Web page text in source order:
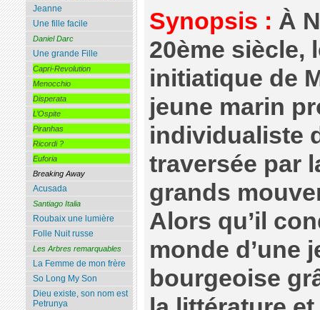
Synopsis : À
20ème siècle,
initiatique de
jeune marin
individualiste
traversée par
grands
Alors qu’il
monde d’une
bourgeoise
Jeanne
Une fille facile
Daniel Darc
Une grande Fille
Capri-Revolution
Menocchio
Disperata
L’Ospite
Piranhas
Ricordi ?
Euforia
Breaking Away
Acusada
Santiago Italia
Roubaix une lumière
Folle Nuit russe
Les Arbres remarquables
La Femme de mon frère
So Long My Son
Dieu existe, son nom est
Petrunya